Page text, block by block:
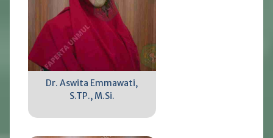
Dr. Aswita Emmawati,
S.TP., M.Si.